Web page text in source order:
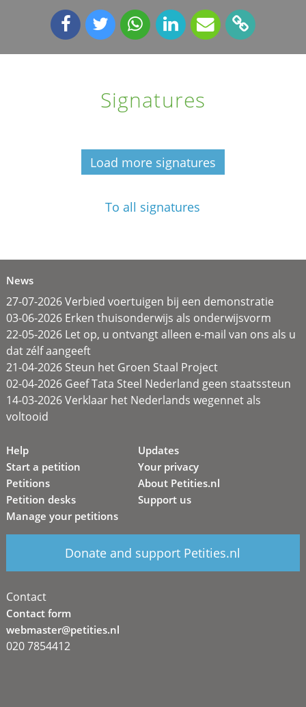
Signatures
Load more signatures
To all signatures
News
27-07-2026 Verbied voertuigen bij een demonstratie
03-06-2026 Erken thuisonderwijs als onderwijsvorm
22-05-2026 Let op, u ontvangt alleen e-mail van ons als u
dat zélf aangeeft
21-04-2026 Steun het Groen Staal Project
02-04-2026 Geef Tata Steel Nederland geen staatssteun
14-03-2026 Verklaar het Nederlands wegennet als
voltooid
Help
Start a petition
Petitions
Petition desks
Manage your petitions
Updates
Your privacy
About Petities.nl
Support us
Donate and support Petities.nl
Contact
Contact form
webmaster@petities.nl
020 7854412